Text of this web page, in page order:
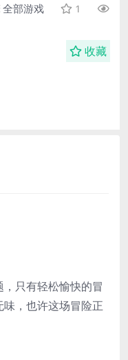
全部游戏
1
收藏
只有轻松愉快的冒
，也许这场冒险正